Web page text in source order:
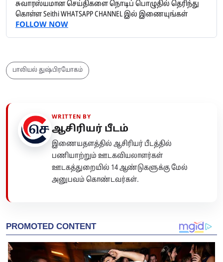
சுவாரஸ்யமான செய்திகளை நொடிப் பொழுதில் தெரிந்து
கொள்ள Seithi WHATSAPP CHANNEL இல் இணையுங்கள்
FOLLOW NOW
பாலியல் துஷ்பிரயோகம்
WRITTEN BY
ஆசிரியர் பீடம்
இணையதளத்தில் ஆசிரியர் பீடத்தில்
பணியாற்றும் ஊடகவியலாளர்கள்
ஊடகத்துறையில் 14 ஆண்டுகளுக்கு மேல்
அனுபவம் கொண்டவர்கள்.